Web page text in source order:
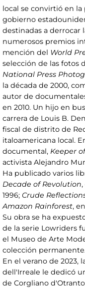
local se convirtió en
gobierno
destinadas a derrocar
numerosos premios
mención del World
selección de las fotos
National Press
la década de 2000,
autor de
en 2010. Un hijo en
carrera de Louis B.
fiscal de distrito de
italoamericana local.
documental, Keeper
activista Alejandro
Ha publicado varios
Decade of Revolution,
1996; Crude
Amazon Rainforest,
Su obra se ha
de la serie Lowriders
el Museo de Arte
colección
En el verano de 2023,
dell'Irreale le dedicó
de Corgliano d'Otranto